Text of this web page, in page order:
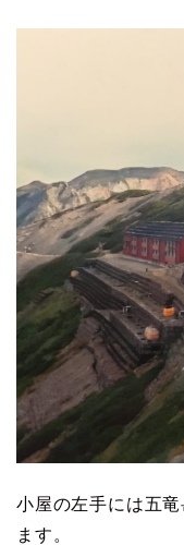
小屋の左手には五
ます。